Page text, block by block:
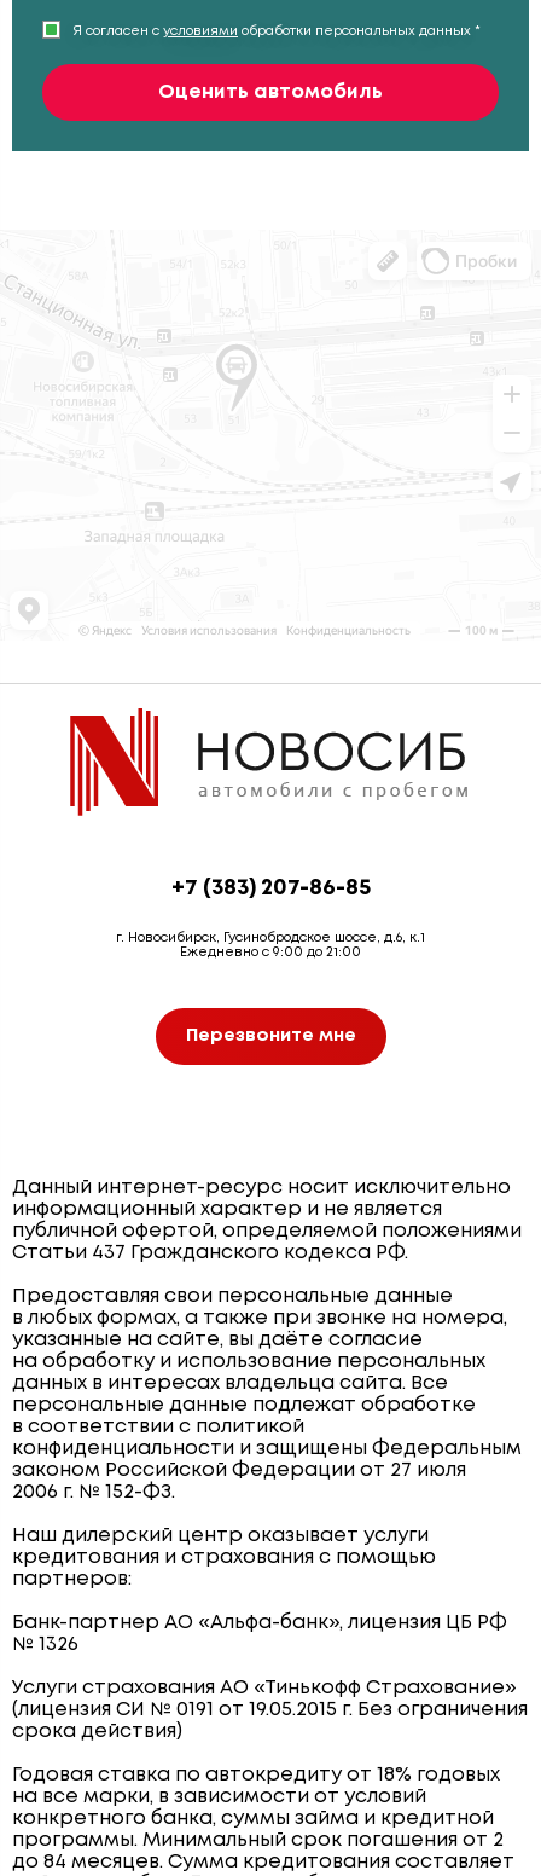
Я согласен с условиями обработки персональных данных *
Оценить автомобиль
+7 (383) 207-86-85
г. Новосибирск, Гусинобродское шоссе, д.6, к.1
Ежедневно с 9:00 до 21:00
Перезвоните мне
Данный интернет-ресурс носит исключительно
информационный характер и не является
публичной офертой, определяемой положениями
Статьи 437 Гражданского кодекса РФ.
Предоставляя свои персональные данные
в любых формах, а также при звонке на номера,
указанные на сайте, вы даёте согласие
на обработку и использование персональных
данных в интересах владельца сайта. Все
персональные данные подлежат обработке
в соответствии с политикой
конфиденциальности и защищены Федеральным
законом Российской Федерации от 27 июля
2006 г. № 152-ФЗ.
Наш дилерский центр оказывает услуги
кредитования и страхования с помощью
партнеров:
Банк-партнер АО «Альфа-банк», лицензия ЦБ РФ
№ 1326
Услуги страхования АО «Тинькофф Страхование»
(лицензия СИ № 0191 от 19.05.2015 г. Без ограничения
срока действия)
Годовая ставка по автокредиту от 18% годовых
на все марки, в зависимости от условий
конкретного банка, суммы займа и кредитной
программы. Минимальный срок погашения от 2
до 84 месяцев. Сумма кредитования составляет